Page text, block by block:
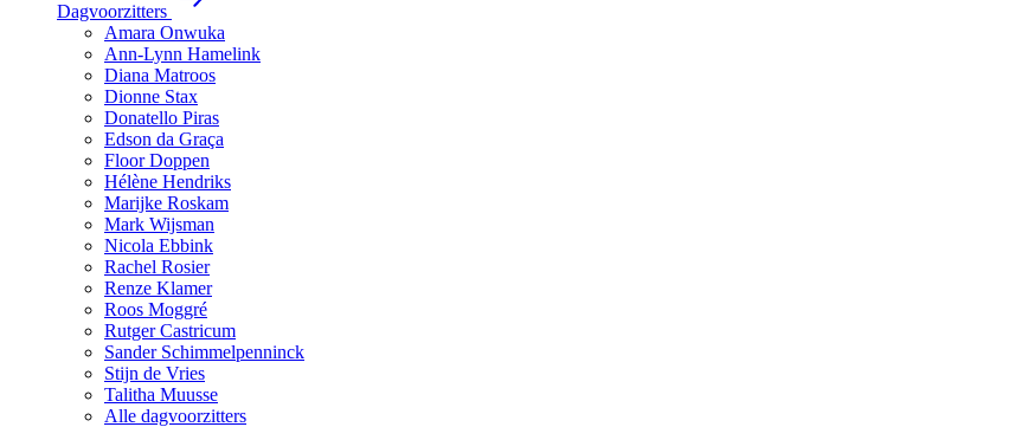
Dagvoorzitters
Amara Onwuka
Ann-Lynn Hamelink
Diana Matroos
Dionne Stax
Donatello Piras
Edson da Graça
Floor Doppen
Hélène Hendriks
Marijke Roskam
Mark Wijsman
Nicola Ebbink
Rachel Rosier
Renze Klamer
Roos Moggré
Rutger Castricum
Sander Schimmelpenninck
Stijn de Vries
Talitha Muusse
Alle dagvoorzitters